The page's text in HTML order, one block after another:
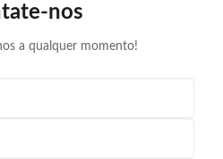
nos
a qualquer momento!